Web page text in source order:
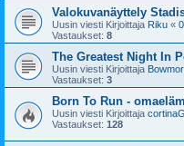
Valokuvanäyttely
Uusin viesti Kirjoittaja Riku «
Vastaukset: 8
The Greatest Night In
Uusin viesti Kirjoittaja
Vastaukset: 3
Born To Run -
Uusin viesti Kirjoittaja
Vastaukset: 128